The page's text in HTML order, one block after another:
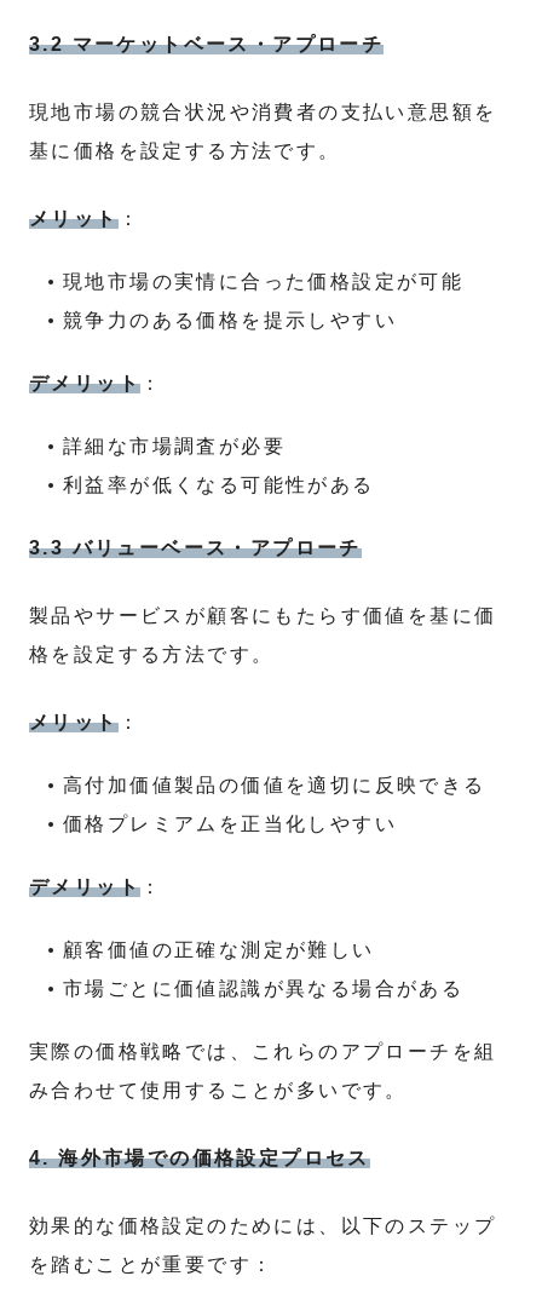
3.2 マーケットベース・アプローチ
現地市場の競合状況や消費者の支払い意思額を
基に価格を設定する方法です。
メリット：
現地市場の実情に合った価格設定が可能
競争力のある価格を提示しやすい
デメリット ：
詳細な市場調査が必要
利益率が低くなる可能性がある
3.3 バリューベース・アプローチ
製品やサービスが顧客にもたらす価値を基に価
格を設定する方法です。
メリット：
高付加価値製品の価値を適切に反映できる
価格プレミアムを正当化しやすい
デメリット ：
顧客価値の正確な測定が難しい
市場ごとに価値認識が異なる場合がある
実際の価格戦略では、これらのアプローチを組
み合わせて使用することが多いです。
4. 海外市場での価格設定プロセス
効果的な価格設定のためには、以下のステップ
を踏むことが重要です：